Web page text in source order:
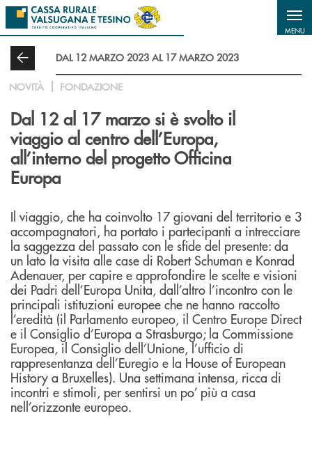
Salta al contenuto principale
MENU
DAL 12 MARZO 2023 AL 17 MARZO 2023
NOVITÀ FONDAZIONE
Dal 12 al 17 marzo si è svolto il
viaggio al centro dell’Europa,
all’interno del progetto Officina
Europa
Il viaggio, che ha coinvolto 17 giovani del territorio e 3
accompagnatori, ha portato i partecipanti a intrecciare
la saggezza del passato con le sfide del presente: da
un lato la visita alle case di Robert Schuman e Konrad
Adenauer, per capire e approfondire le scelte e visioni
dei Padri dell’Europa Unita, dall’altro l’incontro con le
principali istituzioni europee che ne hanno raccolto
l’eredità (il Parlamento europeo, il Centro Europe Direct
e il Consiglio d’Europa a Strasburgo; la Commissione
Europea, il Consiglio dell’Unione, l’ufficio di
rappresentanza dell’Euregio e la House of European
History a Bruxelles). Una settimana intensa, ricca di
incontri e stimoli, per sentirsi un po’ più a casa
nell’orizzonte europeo.